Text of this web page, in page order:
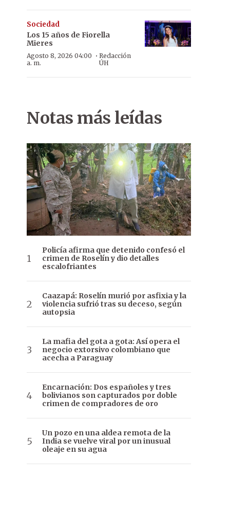
Sociedad
Los 15 años de Fiorella
Mieres
Agosto 8, 2026 04:00
a. m.
· Redacción
ÚH
Notas más leídas
Policía afirma que detenido confesó el
crimen de Roselín y dio detalles
escalofriantes
Caazapá: Roselín murió por asfixia y la
violencia sufrió tras su deceso, según
autopsia
La mafia del gota a gota: Así opera el
negocio extorsivo colombiano que
acecha a Paraguay
Encarnación: Dos españoles y tres
bolivianos son capturados por doble
crimen de compradores de oro
Un pozo en una aldea remota de la
India se vuelve viral por un inusual
oleaje en su agua